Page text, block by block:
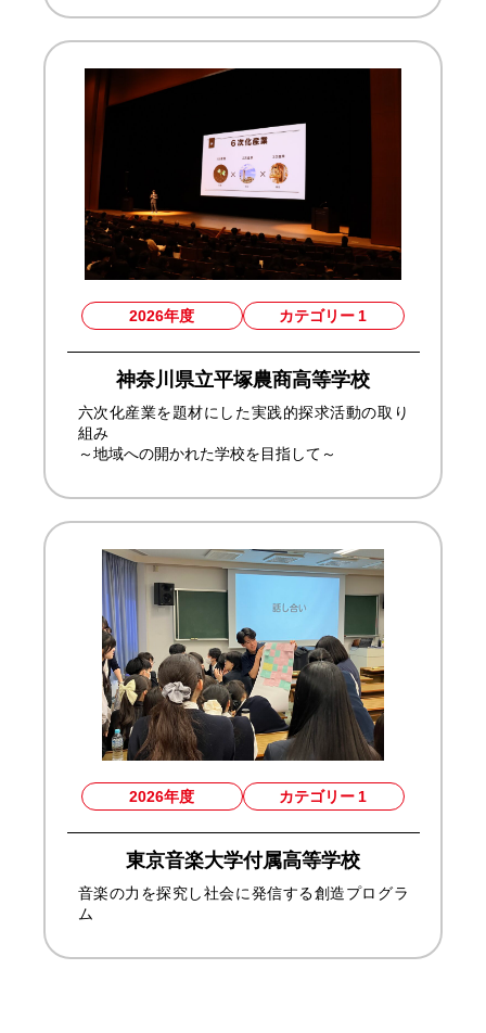
2026年度 カテゴリー 1
神奈川県立平塚農商高等学校
六次化産業を題材にした実践的探求活動の取り
組み
～地域への開かれた学校を目指して～
2026年度 カテゴリー 1
東京音楽大学付属高等学校
音楽の力を探究し社会に発信する創造プログラ
ム